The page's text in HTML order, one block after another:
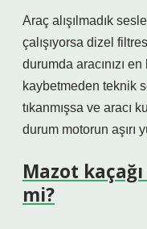
Araç alışılmadık
çalışıyorsa dizel
durumda aracınızı
kaybetmeden teknik
tıkanmışsa ve aracı
durum motorun aşırı
Mazot
mi?